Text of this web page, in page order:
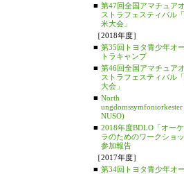
■ 第47回全国アマチュア
ストラフェスティバル
米大会」
［2018年度］
■ 第35回トヨタ青少年オ
トラキャンプ
■ 第46回全国アマチュア
ストラフェスティバル
大会」
■ North
ungdomssymfoniorkester
NUSO)
■ 2018年度BDLO「オー
ラのためのワークショッ
参加報告
［2017年度］
■ 第34回トヨタ青少年オ